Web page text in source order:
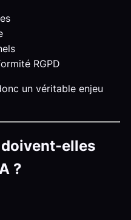
RGPD
un véritable enjeu
doivent-elles
?